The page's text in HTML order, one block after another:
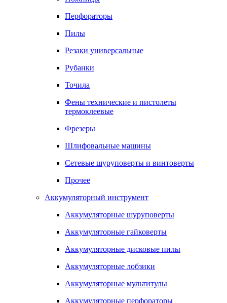
Перфораторы
Пилы
Резаки универсальные
Рубанки
Точила
Фены технические и пистолеты
термоклеевые
Фрезеры
Шлифовальные машины
Сетевые шуруповерты и винтоверты
Прочее
Аккумуляторный инструмент
Аккумуляторные шуруповерты
Аккумуляторные гайковерты
Аккумуляторные дисковые пилы
Аккумуляторные лобзики
Аккумуляторные мультитулы
Аккумуляторные перфораторы